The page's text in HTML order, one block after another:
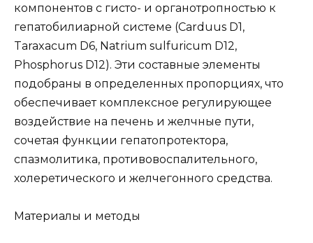
компонентов с гисто- и органотропностью к
гепатобилиарной системе (Carduus D1,
Taraxacum D6, Natrium sulfuricum D12,
Phosphorus D12). Эти составные элементы
подобраны в определенных пропорциях, что
обеспечивает комплексное регулирующее
воздействие на печень и желчные пути,
сочетая функции гепатопротектора,
спазмолитика, противовоспалительного,
холеретического и желчегонного средства.
Материалы и методы